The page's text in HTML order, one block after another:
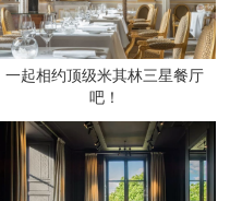
一起相约顶级米其林三星餐厅
吧！